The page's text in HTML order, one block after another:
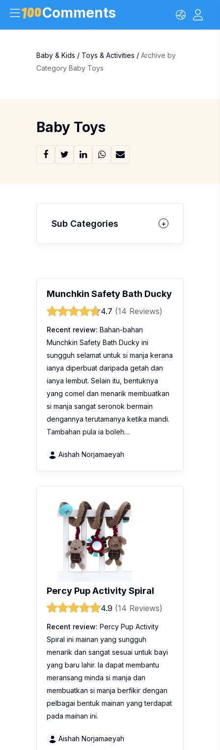
Comments
Baby & Kids / Toys & Activities / Archive by
Category Baby Toys
Baby Toys
Sub Categories
Munchkin Safety Bath Ducky
4.7 (14 Reviews)
Recent review: Bahan-bahan
Munchkin Safety Bath Ducky ini
sungguh selamat untuk si manja kerana
ianya diperbuat daripada getah dan
ianya lembut. Selain itu, bentuknya
yang comel dan menarik membuatkan
si manja sangat seronok bermain
dengannya terutamanya ketika mandi.
Tambahan pula ia boleh…
Aishah Norjamaeyah
Percy Pup Activity Spiral
4.9 (14 Reviews)
Recent review: Percy Pup Activity
Spiral ini mainan yang sungguh
menarik dan sangat sesuai untuk bayi
yang baru lahir. Ia dapat membantu
meransang minda si manja dan
membuatkan si manja berfikir dengan
pelbagai bentuk mainan yang terdapat
pada mainan ini.
Aishah Norjamaeyah